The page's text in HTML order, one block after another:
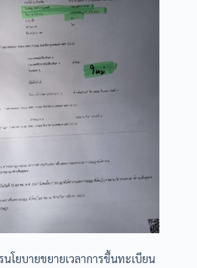
โยบายขยายเวลาการขึ้นทะเบียน